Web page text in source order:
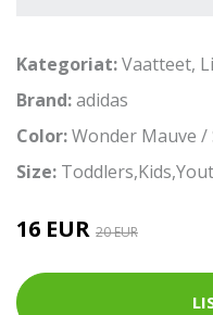
Kategoriat:Vaatteet,
Brand:adidas
Color:Wonder Mauve /
Size:
16 EUR 20 EUR